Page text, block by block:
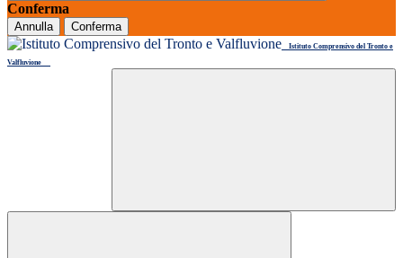
Conferma
Annulla Conferma
Istituto Comprensivo del Tronto e
Valfluvione